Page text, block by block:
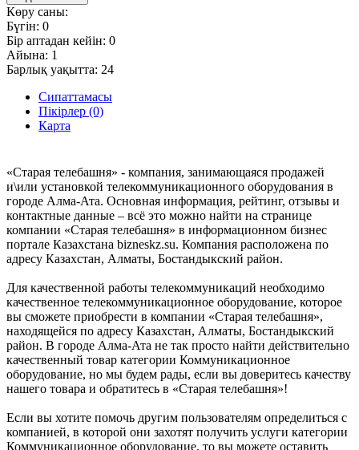
Көру саны:
Бүгін: 0
Бір аптадан кейін: 0
Айына: 1
Барлық уақытта: 24
Сипаттамасы
Пікірлер (0)
Карта
«Старая телебашня» - компания, занимающаяся продажей
и\или установкой телекоммуникационного оборудования в
городе Алма-Ата. Основная информация, рейтинг, отзывы и
контактные данные – всё это можно найти на странице
компании «Старая телебашня» в информационном бизнес
портале Казахстана bizneskz.su. Компания расположена по
адресу Казахстан, Алматы, Бостандыкский район.
Для качественной работы телекоммуникаций необходимо
качественное телекоммуникационное оборудование, которое
вы сможете приобрести в компании «Старая телебашня»,
находящейся по адресу Казахстан, Алматы, Бостандыкский
район. В городе Алма-Ата не так просто найти действительно
качественный товар категории Коммуникационное
оборудование, но мы будем рады, если вы доверитесь качеству
нашего товара и обратитесь в «Старая телебашня»!
Если вы хотите помочь другим пользователям определиться с
компанией, в которой они захотят получить услуги категории
Коммуникационное оборудование, то вы можете оставить